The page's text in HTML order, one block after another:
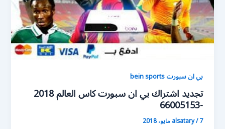
بي ان سبورت bein sports
تجديد اشتراك بي ان سبورت كاس العالم 2018
-66005153
alsatary/7 مايو، 2018